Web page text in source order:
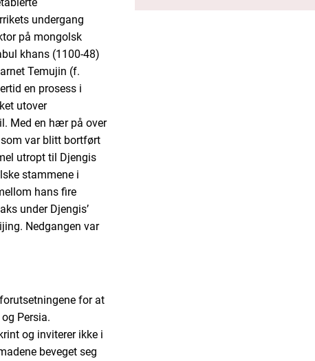
undergang
på mongolsk
khans (1100-48)
Temujin (f.
en prosess i
utover
Med en hær på over
var blitt bortført
utropt til Djengis
stammene i
hans fire
under Djengis’
Nedgangen var
for at
Persia.
og inviterer ikke i
beveget seg